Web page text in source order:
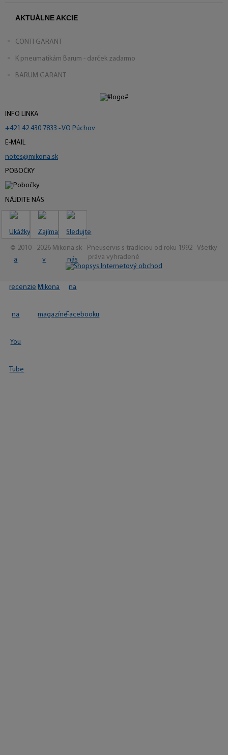
AKTUÁLNE AKCIE
CONTI GARANT
K pneumatikám Barum - darček zadarmo
BARUM GARANT
INFO LINKA
+421 42 430 7833 - VO Púchov
E-MAIL
notes@mikona.sk
POBOČKY
NÁJDITE NÁS
© 2010 - 2026 Mikona.sk - Pneuservis s tradíciou od roku 1992 - Všetky
práva vyhradené